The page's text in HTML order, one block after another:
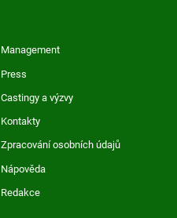
Management
Press
Castingy a výzvy
Kontakty
Zpracování osobních údajů
Nápověda
Redakce